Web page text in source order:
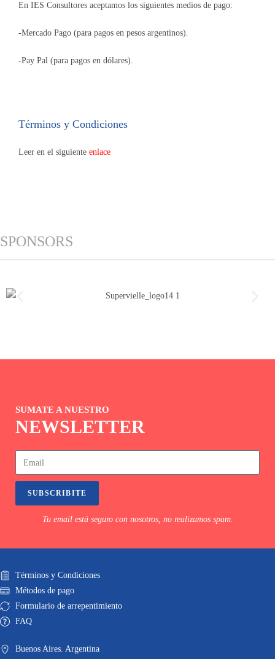
En IES Consultores aceptamos los siguientes medios de pago:
-Mercado Pago (para pagos en pesos argentinos).
-Pay Pal (para pagos en dólares).
Términos y Condiciones
Leer en el siguiente enlace
SPONSORS
SUMATE A NUESTRO
NEWSLETTER
SUBSCRIBITE
Tu email está seguro con nosotros, no realizamos spam.
Términos y Condiciones
Métodos de pago
Formulario de arrepentimiento
FAQ
Buenos Aires. Argentina